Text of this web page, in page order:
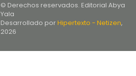
© Derechos reservados. Editorial Abya
Yala
Desarrollado porHipertexto - Netizen,
2026